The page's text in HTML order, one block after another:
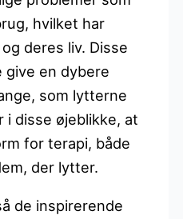
hvilket har
deres liv. Disse
en dybere
som lytterne
i disse øjeblikke, at
for terapi, både
der lytter.
de inspirerende